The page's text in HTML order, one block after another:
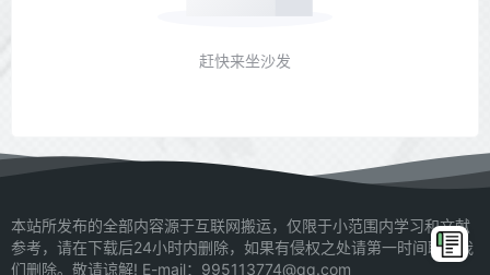
赶快来坐沙发
本站所发布的全部内容源于互联网搬运，仅限于小范围内学习和文献
参考，请在下载后24小时内删除，如果有侵权之处请第一时间联系我
们删除。敬请谅解! E-mail：995113774@qq.com